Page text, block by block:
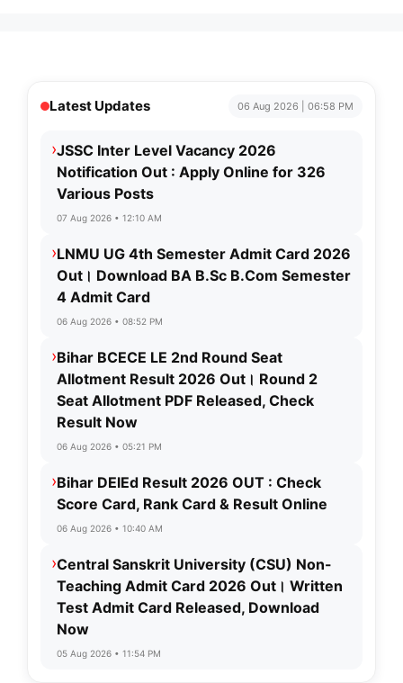
Latest Updates 06 Aug 2026 | 06:58 PM
›JSSC Inter Level Vacancy 2026
Notification Out : Apply Online for 326
Various Posts
07 Aug 2026 • 12:10 AM
›LNMU UG 4th Semester Admit Card 2026
Out। Download BA B.Sc B.Com Semester
4 Admit Card
06 Aug 2026 • 08:52 PM
›Bihar BCECE LE 2nd Round Seat
Allotment Result 2026 Out। Round 2
Seat Allotment PDF Released, Check
Result Now
06 Aug 2026 • 05:21 PM
›Bihar DElEd Result 2026 OUT : Check
Score Card, Rank Card & Result Online
06 Aug 2026 • 10:40 AM
›Central Sanskrit University (CSU) Non-
Teaching Admit Card 2026 Out। Written
Test Admit Card Released, Download
Now
05 Aug 2026 • 11:54 PM